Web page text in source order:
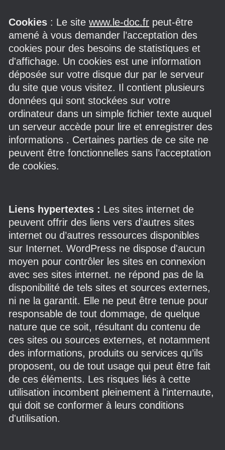
Cookies : Le sitewww.le-doc.fr peut-être
amené à vous demander l’acceptation des
cookies pour des besoins de statistiques et
d'affichage. Un cookies est une information
déposée sur votre disque dur par le serveur
du site que vous visitez. Il contient plusieurs
données qui sont stockées sur votre
ordinateur dans un simple fichier texte auquel
un serveur accède pour lire et enregistrer des
informations . Certaines parties de ce site ne
peuvent être fonctionnelles sans l’acceptation
de cookies.
Liens hypertextes : Les sites internet de
peuvent offrir des liens vers d’autres sites
internet ou d’autres ressources disponibles
sur Internet. WordPress ne dispose d'aucun
moyen pour contrôler les sites en connexion
avec ses sites internet. ne répond pas de la
disponibilité de tels sites et sources externes,
ni ne la garantit. Elle ne peut être tenue pour
responsable de tout dommage, de quelque
nature que ce soit, résultant du contenu de
ces sites ou sources externes, et notamment
des informations, produits ou services qu’ils
proposent, ou de tout usage qui peut être fait
de ces éléments. Les risques liés à cette
utilisation incombent pleinement à l'internaute,
qui doit se conformer à leurs conditions
d'utilisation.